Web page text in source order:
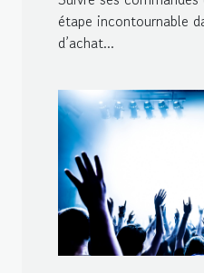
étape incontournable
d’achat...